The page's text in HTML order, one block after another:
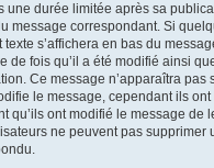
une durée limitée après sa
message correspondant. Si
s’affichera en bas du
de fois qu’il a été modifié ainsi
Ce message n’apparaîtra pas
le message, cependant ils
qu’ils ont modifié le message de
ne peuvent pas supprimer